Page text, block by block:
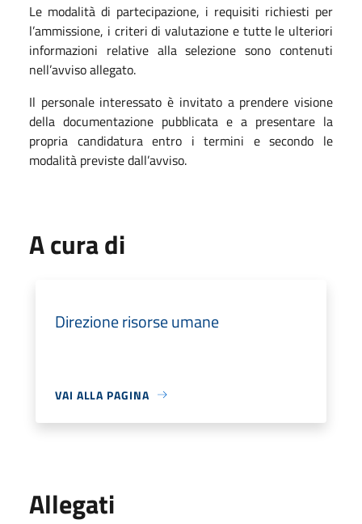
Le modalità di partecipazione, i requisiti richiesti per
l’ammissione, i criteri di valutazione e tutte le ulteriori
informazioni relative alla selezione sono contenuti
nell’avviso allegato.
Il personale interessato è invitato a prendere visione
della documentazione pubblicata e a presentare la
propria candidatura entro i termini e secondo le
modalità previste dall’avviso.
A cura di
Direzione risorse umane
VAI ALLA PAGINA
Allegati